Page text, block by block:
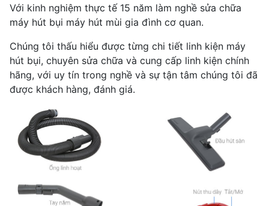
Với kinh nghiệm thực tế 15 năm làm nghề sửa chữa
máy hút bụi máy hút mùi gia đình cơ quan.
Chúng tôi thấu hiểu được từng chi tiết linh kiện máy
hút bụi, chuyên sửa chữa và cung cấp linh kiện chính
hãng, với uy tín trong nghề và sự tận tâm chúng tôi đã
được khách hàng, đánh giá.